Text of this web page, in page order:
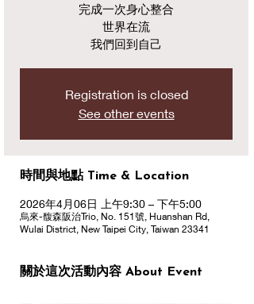
完成一次身心整合
世界在流
我們回到自己
Registration is closed
See other events
時間與地點 Time & Location
2026年4月06日 上午9:30 – 下午5:00
烏來-馥森阪治Trio, No. 151號, Huanshan Rd,
Wulai District, New Taipei City, Taiwan 23341
關於這次活動內容 About Event